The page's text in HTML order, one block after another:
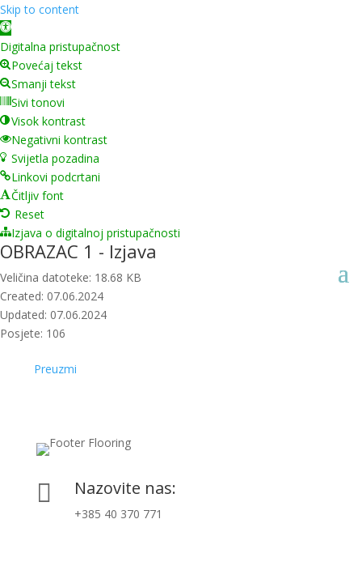
Skip to content
Open toolbar
Digitalna pristupačnost
Povećaj tekst
Smanji tekst
Sivi tonovi
Visok kontrast
Negativni kontrast
Svijetla pozadina
Linkovi podcrtani
Čitljiv font
Reset
Izjava o digitalnoj pristupačnosti
OBRAZAC 1 - Izjava
Veličina datoteke: 18.68 KB
Created: 07.06.2024
Updated: 07.06.2024
Posjete: 106
Preuzmi
 Nazovite nas:
+385 40 370 771